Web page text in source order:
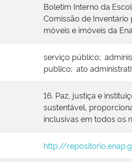
Boletim Interno da
Comissão de
móveis e imóveis da
serviço público;
publico; ato
16. Paz, justiça e
sustentável,
inclusivas em todos os
http://